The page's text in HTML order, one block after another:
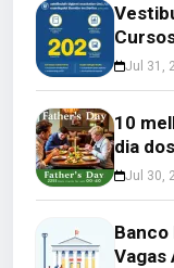
Jul 31,
10
dia
Jul 30,
Vagas